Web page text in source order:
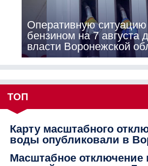
Оперативную ситуацию
бензином на 7 августа
власти Воронежской
ТОП
Карту масштабного
воды опубликовали в
Масштабное